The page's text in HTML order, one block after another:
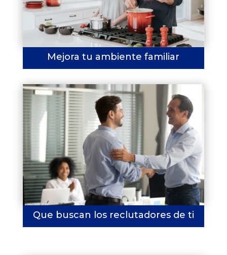
Mejora tu ambiente familiar
Que buscan los reclutadores de ti